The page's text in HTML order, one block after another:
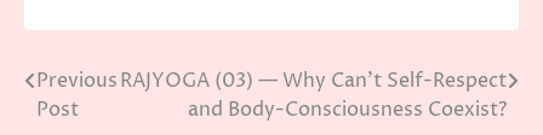
Post
Previous
Post
RAJYOGA (03) — Why Can’t Self-Respect
and Body-Consciousness Coexist?